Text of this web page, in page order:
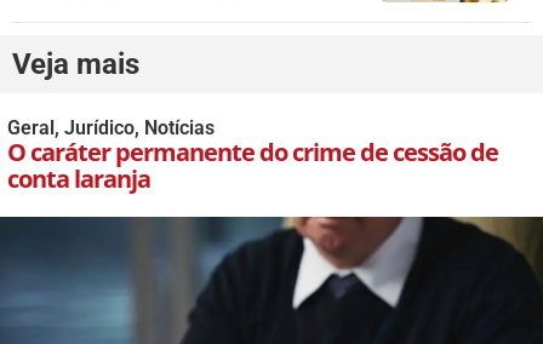
Veja mais
Geral , Jurídico, Notícias
O caráter permanente do crime de cessão de
conta laranja